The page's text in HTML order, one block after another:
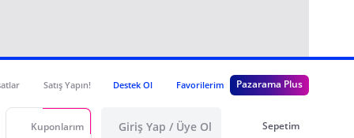
Satış Yapın! Destek Ol Favorilerim Pazarama Plus
Kuponlarım Giriş Yap / Üye Ol Sepetim